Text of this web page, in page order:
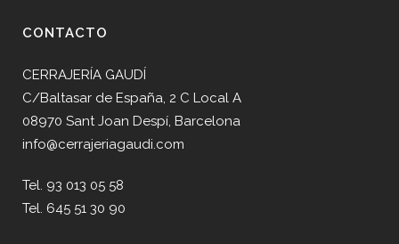
CONTACTO
CERRAJERÍA GAUDÍ
C/Baltasar de España, 2 C Local A
08970 Sant Joan Despí, Barcelona
info@cerrajeriagaudi.com
Tel. 93 013 05 58
Tel. 645 51 30 90